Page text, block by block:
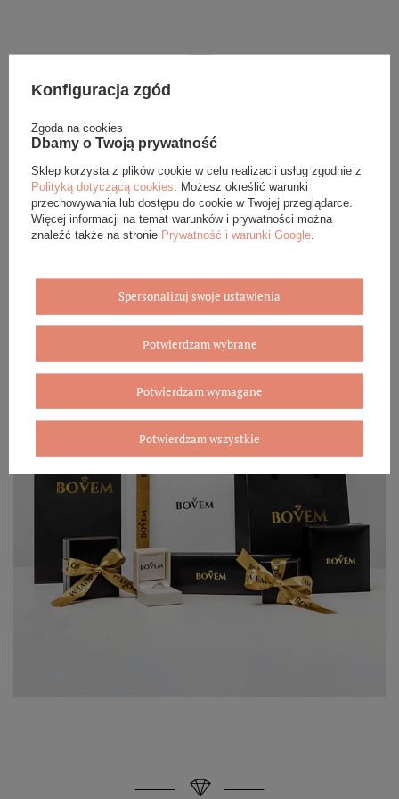
Eleganckie opakowanie gratis
BOVEM otrzymasz jako gotowy do wręczenia upominek. Do
każdego zamówienia dołączamy pudełko ze skóry
ekologicznej oraz elegancką torebkę. Rozmiary i wzory
mogą się różnić ze względu na wybrany asortyment.
Konfiguracja zgód
Zgoda na cookies
Dbamy o Twoją prywatność
Sklep korzysta z plików cookie w celu realizacji usług zgodnie z
Polityką dotyczącą cookies . Możesz określić warunki
przechowywania lub dostępu do cookie w Twojej przeglądarce.
Więcej informacji na temat warunków i prywatności można
znaleźć także na stronie Prywatność i warunki Google
Spersonalizuj swoje ustawienia
Potwierdzam wybrane
Potwierdzam wymagane
Potwierdzam wszystkie